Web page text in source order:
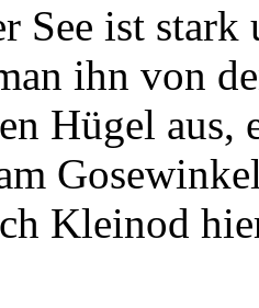
See ist
ihn von
Hügel aus,
Kleinod